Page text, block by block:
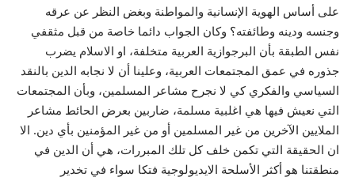
على أساس الهوية الإنسانية والمواطنة وبغض النظر عن عرقه
وجنسه ودينه وطائفته؟ وكان الجواب دائما خاصة من قبل مثقفي
نفس الطبقة بأن البرجوازية العربية متخلفة، او الاسلام يضرب
جذوره في عمق المجتمعات العربية، وعلينا أن لا نجابه الدين بالنقد
السياسي والفكري كي لا نجرح مشاعر المسلمين، وبأن المجتمعات
التي نعيش فيها هي اغلبية مسلمة، ضاربين بعرض الحائط مشاعر
الملايين الآخرين من غير المسلمين أو من غير المؤمنين بأي دين. الا
ان الحقيقة التي تكمن خلف كل تلك المبررات، هي أن الدين في
منطقتنا هو أكثر الأسلحة الايديولوجية فتكا سواء في تخدير